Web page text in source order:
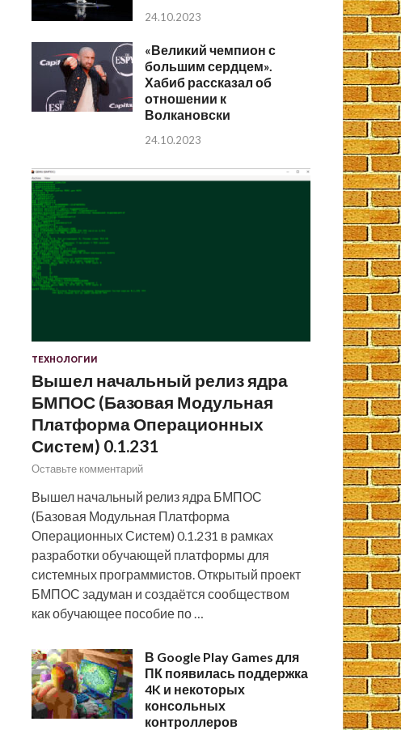
24.10.2023
«Великий чемпион с
большим сердцем».
Хабиб рассказал об
отношении к
Волкановски
24.10.2023
ТЕХНОЛОГИИ
Вышел начальный релиз ядра
БМПОС (Базовая Модульная
Платформа Операционных
Систем) 0.1.231
Оставьте комментарий
Вышел начальный релиз ядра БМПОС
(Базовая Модульная Платформа
Операционных Систем) 0.1.231 в рамках
разработки обучающей платформы для
системных программистов. Открытый проект
БМПОС задуман и создаётся сообществом
как обучающее пособие по …
В Google Play Games для
ПК появилась поддержка
4K и некоторых
консольных
контроллеров